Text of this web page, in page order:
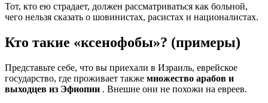
Тот, кто ею страдает, должен рассматриваться как больной,
чего нельзя сказать о шовинистах, расистах и националистах.
Кто такие «ксенофобы»? (примеры)
Представьте себе, что вы приехали в Израиль, еврейское
государство, где проживает также множество арабов и
выходцев из Эфиопии . Внешне они не похожи на евреев.